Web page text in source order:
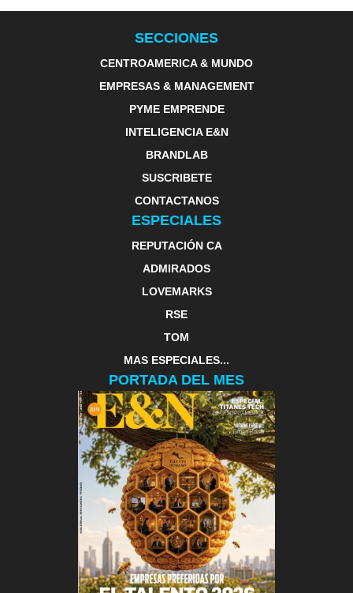
SECCIONES
CENTROAMERICA & MUNDO
EMPRESAS & MANAGEMENT
PYME EMPRENDE
INTELIGENCIA E&N
BRANDLAB
SUSCRIBETE
CONTACTANOS
ESPECIALES
REPUTACIÓN CA
ADMIRADOS
LOVEMARKS
RSE
TOM
MAS ESPECIALES...
PORTADA DEL MES